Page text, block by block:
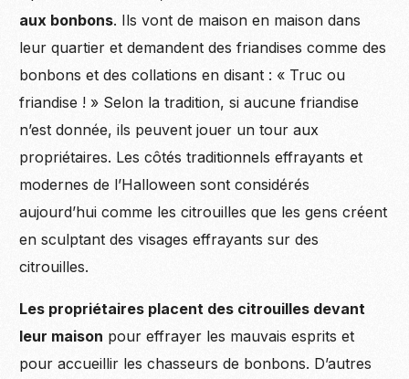
aux bonbons. Ils vont de maison en maison dans
leur quartier et demandent des friandises comme des
bonbons et des collations en disant : « Truc ou
friandise ! » Selon la tradition, si aucune friandise
n’est donnée, ils peuvent jouer un tour aux
propriétaires. Les côtés traditionnels effrayants et
modernes de l’Halloween sont considérés
aujourd’hui comme les citrouilles que les gens créent
en sculptant des visages effrayants sur des
citrouilles.
Les propriétaires placent des citrouilles devant
leur maison pour effrayer les mauvais esprits et
pour accueillir les chasseurs de bonbons. D’autres